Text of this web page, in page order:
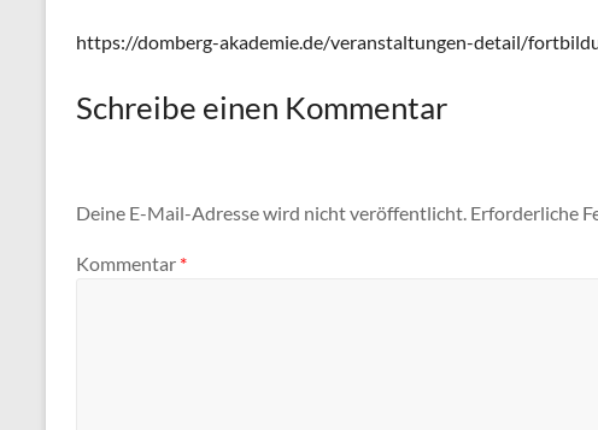
https://domberg-akademie.de/veranstaltungen-detail/
Schreibe einen Kommentar
Deine E-Mail-Adresse wird nicht veröffentlicht. Erforderliche
Kommentar *